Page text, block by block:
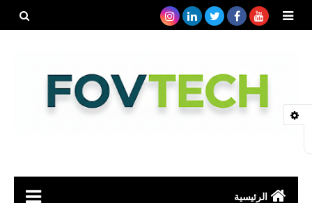
الرئيسية